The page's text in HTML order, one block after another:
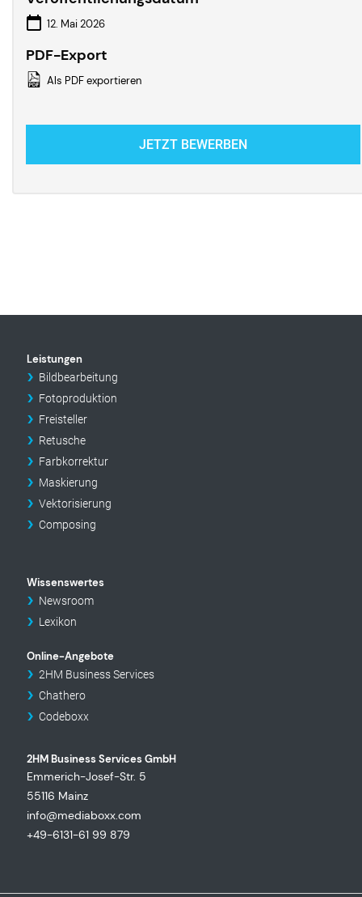
12. Mai 2026
PDF-Export
Als PDF exportieren
JETZT BEWERBEN
Leistungen
Bildbearbeitung
Fotoproduktion
Freisteller
Retusche
Farbkorrektur
Maskierung
Vektorisierung
Composing
Wissenswertes
Newsroom
Lexikon
Online-Angebote
2HM Business Services
Chathero
Codeboxx
2HM Business Services GmbH
Emmerich-Josef-Str. 5
55116 Mainz
info@mediaboxx.com
+49-6131-61 99 879